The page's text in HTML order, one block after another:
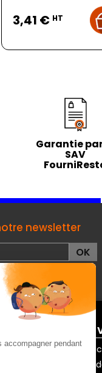
3,41 € HT
Garantie
SAV
newsletter
de données à
Mode